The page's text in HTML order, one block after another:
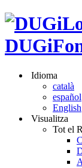
Idioma
català
español
English
Visualitza
Tot el